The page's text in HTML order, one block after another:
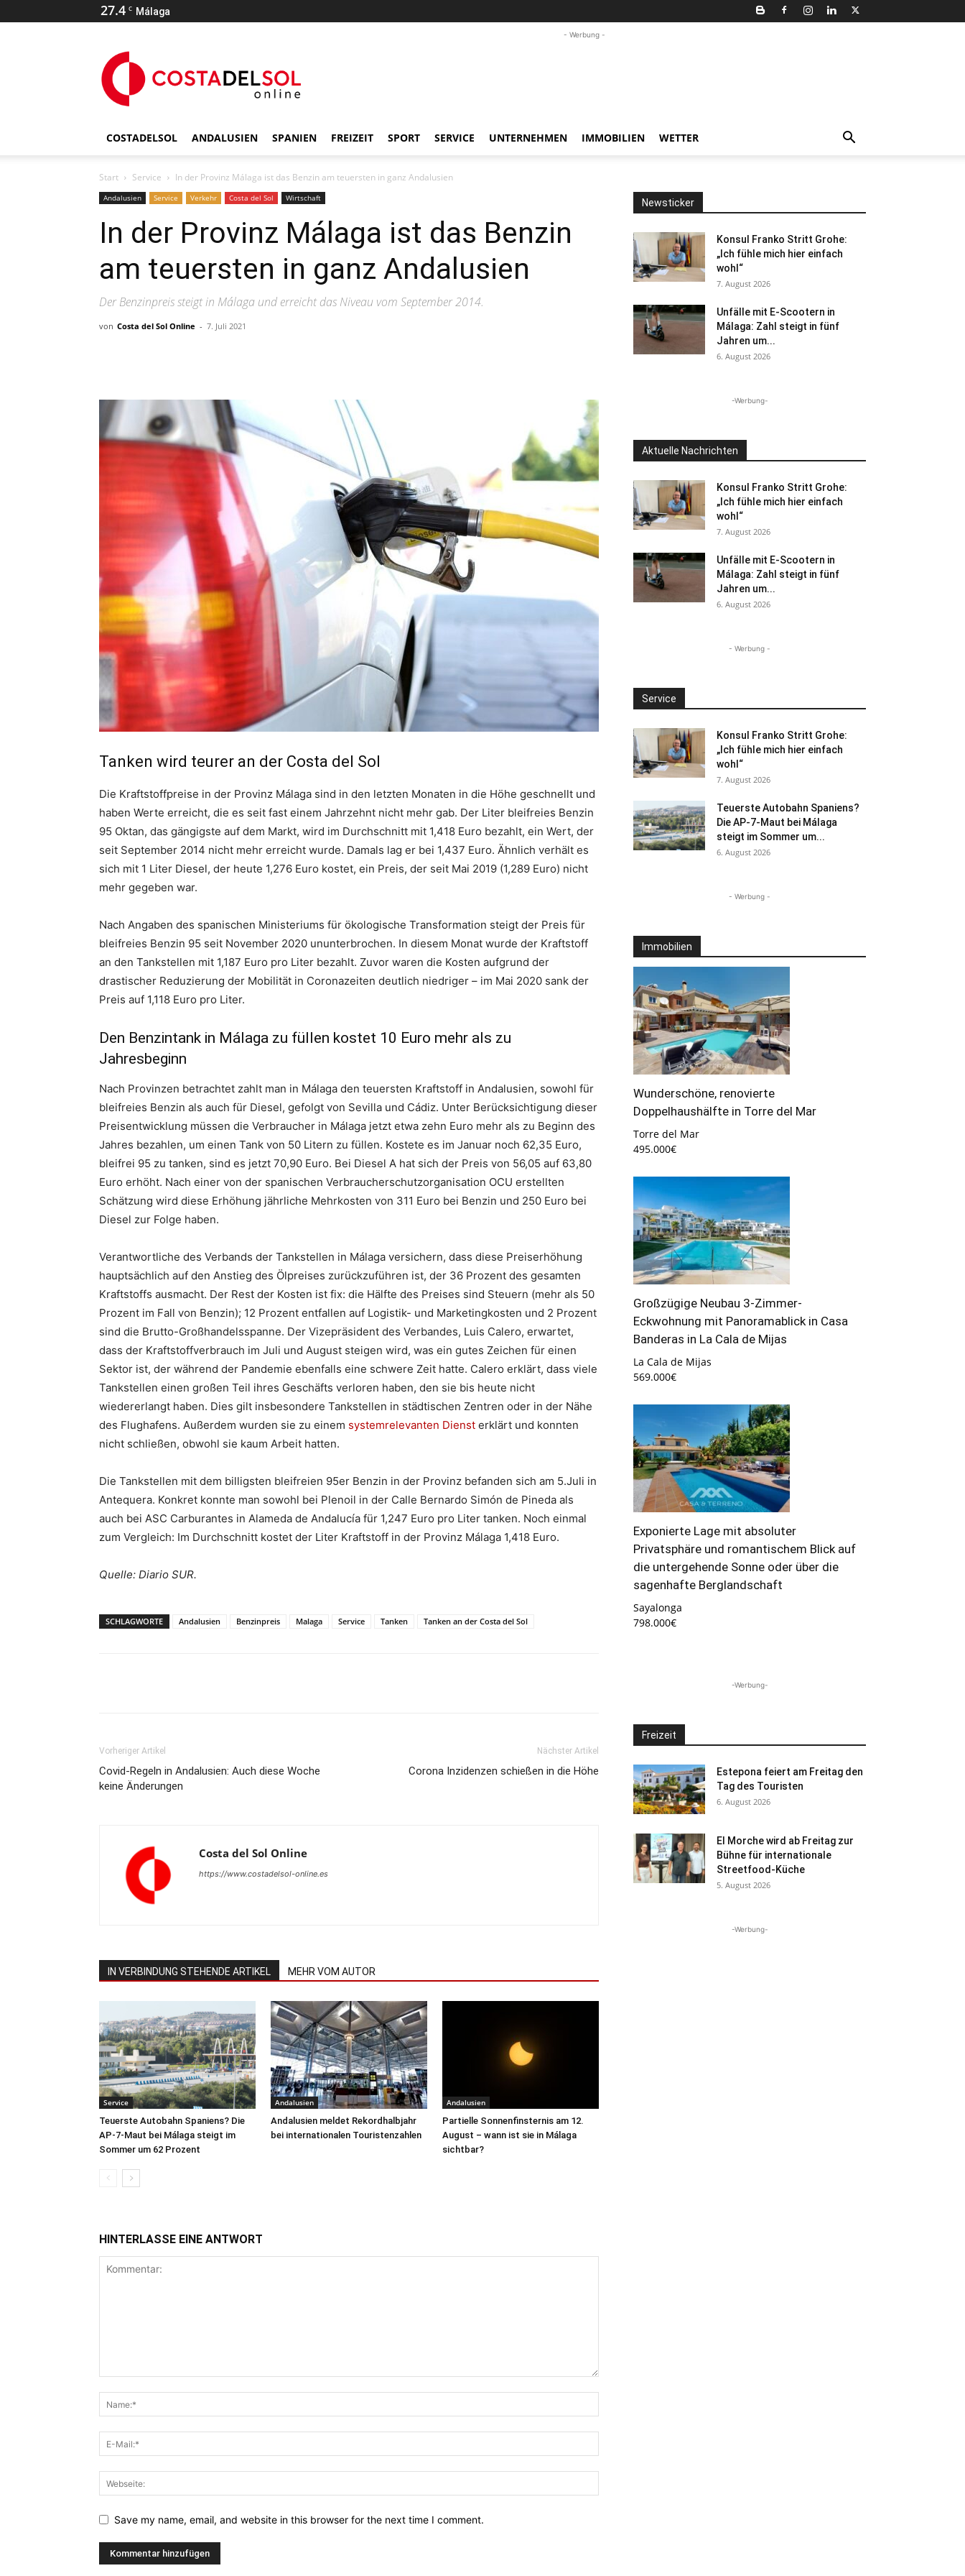
27.4 C Málaga
- Werbung -
COSTADELSOL ANDALUSIEN SPANIEN FREIZEIT SPORT SERVICE UNTERNEHMEN IMMOBILIEN WETTER
Start Service In der Provinz Málaga ist das Benzin am teuersten in ganz Andalusien
Andalusien Service Verkehr Costa del Sol Wirtschaft
In der Provinz Málaga ist das Benzin
am teuersten in ganz Andalusien
Der Benzinpreis steigt in Málaga und erreicht das Niveau vom September 2014.
von Costa del Sol Online - 7. Juli 2021
Tanken wird teurer an der Costa del Sol
Die Kraftstoffpreise in der Provinz Málaga sind in den letzten Monaten in die Höhe geschnellt und
haben Werte erreicht, die es seit fast einem Jahrzehnt nicht mehr gab. Der Liter bleifreies Benzin
95 Oktan, das gängigste auf dem Markt, wird im Durchschnitt mit 1,418 Euro bezahlt, ein Wert, der
seit September 2014 nicht mehr erreicht wurde. Damals lag er bei 1,437 Euro. Ähnlich verhält es
sich mit 1 Liter Diesel, der heute 1,276 Euro kostet, ein Preis, der seit Mai 2019 (1,289 Euro) nicht
mehr gegeben war.
Nach Angaben des spanischen Ministeriums für ökologische Transformation steigt der Preis für
bleifreies Benzin 95 seit November 2020 ununterbrochen. In diesem Monat wurde der Kraftstoff
an den Tankstellen mit 1,187 Euro pro Liter bezahlt. Zuvor waren die Kosten aufgrund der
drastischer Reduzierung der Mobilität in Coronazeiten deutlich niedriger – im Mai 2020 sank der
Preis auf 1,118 Euro pro Liter.
Den Benzintank in Málaga zu füllen kostet 10 Euro mehr als zu
Jahresbeginn
Nach Provinzen betrachtet zahlt man in Málaga den teuersten Kraftstoff in Andalusien, sowohl für
bleifreies Benzin als auch für Diesel, gefolgt von Sevilla und Cádiz. Unter Berücksichtigung dieser
Preisentwicklung müssen die Verbraucher in Málaga jetzt etwa zehn Euro mehr als zu Beginn des
Jahres bezahlen, um einen Tank von 50 Litern zu füllen. Kostete es im Januar noch 62,35 Euro,
bleifrei 95 zu tanken, sind es jetzt 70,90 Euro. Bei Diesel A hat sich der Preis von 56,05 auf 63,80
Euro erhöht. Nach einer von der spanischen Verbraucherschutzorganisation OCU erstellten
Schätzung wird diese Erhöhung jährliche Mehrkosten von 311 Euro bei Benzin und 250 Euro bei
Diesel zur Folge haben.
Verantwortliche des Verbands der Tankstellen in Málaga versichern, dass diese Preiserhöhung
hauptsächlich auf den Anstieg des Ölpreises zurückzuführen ist, der 36 Prozent des gesamten
Kraftstoffs ausmacht. Der Rest der Kosten ist fix: die Hälfte des Preises sind Steuern (mehr als 50
Prozent im Fall von Benzin); 12 Prozent entfallen auf Logistik- und Marketingkosten und 2 Prozent
sind die Brutto-Großhandelsspanne. Der Vizepräsident des Verbandes, Luis Calero, erwartet,
dass der Kraftstoffverbrauch im Juli und August steigen wird, was ein gutes Zeichen für einen
Sektor ist, der während der Pandemie ebenfalls eine schwere Zeit hatte. Calero erklärt, dass viele
Tankstellen einen großen Teil ihres Geschäfts verloren haben, den sie bis heute nicht
wiedererlangt haben. Dies gilt insbesondere Tankstellen in städtischen Zentren oder in der Nähe
des Flughafens. Außerdem wurden sie zu einem systemrelevanten Dienst erklärt und konnten
nicht schließen, obwohl sie kaum Arbeit hatten.
Die Tankstellen mit dem billigsten bleifreien 95er Benzin in der Provinz befanden sich am 5.Juli in
Antequera. Konkret konnte man sowohl bei Plenoil in der Calle Bernardo Simón de Pineda als
auch bei ASC Carburantes in Alameda de Andalucía für 1,247 Euro pro Liter tanken. Noch einmal
zum Vergleich: Im Durchschnitt kostet der Liter Kraftstoff in der Provinz Málaga 1,418 Euro.
Quelle: Diario SUR.
SCHLAGWORTE Andalusien Benzinpreis Malaga Service Tanken Tanken an der Costa del Sol
Vorheriger Artikel
Covid-Regeln in Andalusien: Auch diese Woche
keine Änderungen
Nächster Artikel
Corona Inzidenzen schießen in die Höhe
Costa del Sol Online
https://www.costadelsol-online.es
IN VERBINDUNG STEHENDE ARTIKEL MEHR VOM AUTOR
Service
Teuerste Autobahn Spaniens? Die
AP-7-Maut bei Málaga steigt im
Sommer um 62 Prozent
Andalusien
Andalusien meldet Rekordhalbjahr
bei internationalen Touristenzahlen
Andalusien
Partielle Sonnenfinsternis am 12.
August – wann ist sie in Málaga
sichtbar?
HINTERLASSE EINE ANTWORT
Save my name, email, and website in this browser for the next time I comment.
Newsticker
Konsul Franko Stritt Grohe:
„Ich fühle mich hier einfach
wohl“
7. August 2026
Unfälle mit E-Scootern in
Málaga: Zahl steigt in fünf
Jahren um...
6. August 2026
-Werbung-
Aktuelle Nachrichten
Konsul Franko Stritt Grohe:
„Ich fühle mich hier einfach
wohl“
7. August 2026
Unfälle mit E-Scootern in
Málaga: Zahl steigt in fünf
Jahren um...
6. August 2026
- Werbung -
Service
Konsul Franko Stritt Grohe:
„Ich fühle mich hier einfach
wohl“
7. August 2026
Teuerste Autobahn Spaniens?
Die AP-7-Maut bei Málaga
steigt im Sommer um...
6. August 2026
- Werbung -
Immobilien
Wunderschöne, renovierte
Doppelhaushälfte in Torre del Mar
Torre del Mar
495.000€
Großzügige Neubau 3-Zimmer-
Eckwohnung mit Panoramablick in Casa
Banderas in La Cala de Mijas
La Cala de Mijas
569.000€
Exponierte Lage mit absoluter
Privatsphäre und romantischem Blick auf
die untergehende Sonne oder über die
sagenhafte Berglandschaft
Sayalonga
798.000€
-Werbung-
Freizeit
Estepona feiert am Freitag den
Tag des Touristen
6. August 2026
El Morche wird ab Freitag zur
Bühne für internationale
Streetfood-Küche
5. August 2026
-Werbung-